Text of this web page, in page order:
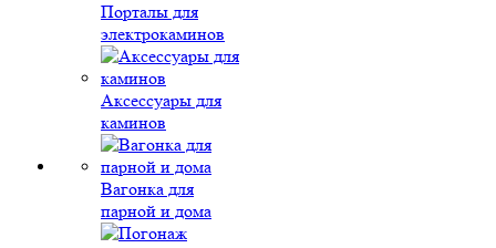
Порталы для
электрокаминов
Аксессуары для
каминов
Вагонка для
парной и дома